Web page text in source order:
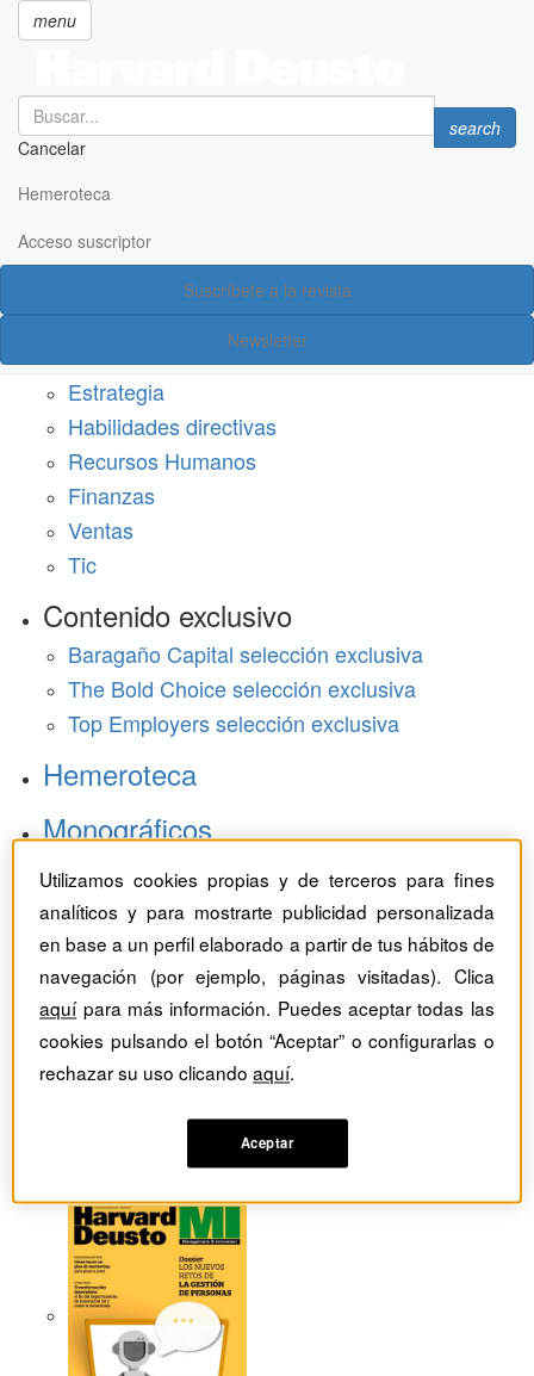
principal
menu
Search
Cancelar
Search
search
Hemeroteca
Acceso suscriptor
Suscríbete a la revista
Newsletter
Acceso suscriptor
Estrategia
Habilidades directivas
Recursos Humanos
Finanzas
Ventas
Tic
Contenido exclusivo
Baragaño Capital selección exclusiva
The Bold Choice selección exclusiva
Top Employers selección exclusiva
Hemeroteca
Monográficos
Dossieres
Revistas del mes
Utilizamos cookies propias y de terceros para fines
analíticos y para mostrarte publicidad personalizada
en base a un perfil elaborado a partir de tus hábitos de
navegación (por ejemplo, páginas visitadas). Clica
aquípara más información. Puedes aceptar todas las
cookies pulsando el botón “Aceptar” o configurarlas o
rechazar su uso clicandoaquí.
Aceptar